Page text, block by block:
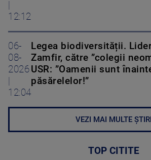
12:12
06-
08-
2026
12:04
Legea biodiversității.
Zamfir, către ”colegii
USR: ”Oamenii sunt
păsărelelor!”
VEZI MAI MULTE ȘTIRI
TOP CITITE